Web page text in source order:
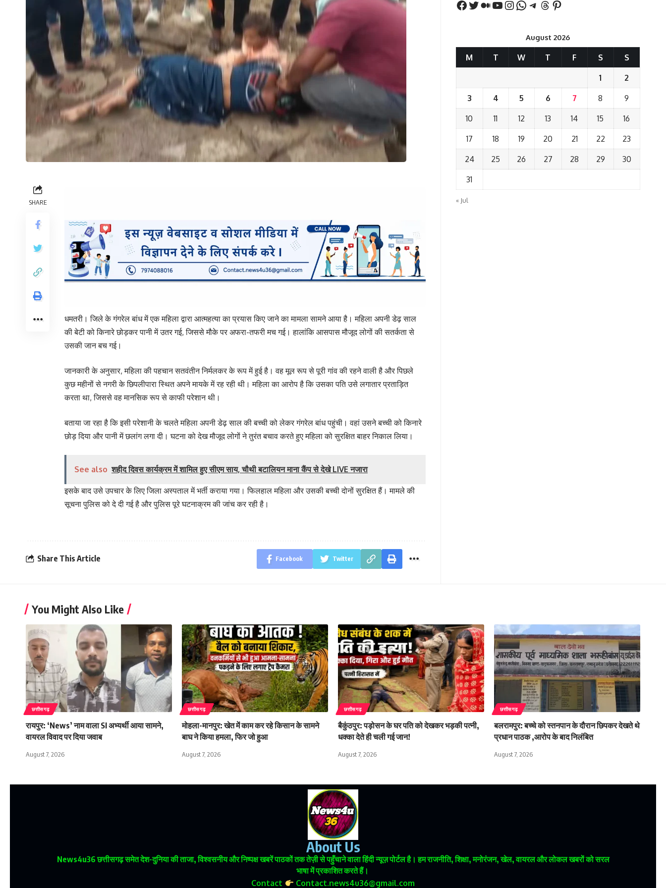
SHARE
धमतरी। जिले के गंगरेल बांध में एक महिला द्वारा आत्महत्या का प्रयास किए जाने का मामला सामने आया है। महिला अपनी डेढ़ साल
की बेटी को किनारे छोड़कर पानी में उतर गई, जिससे मौके पर अफरा-तफरी मच गई। हालांकि आसपास मौजूद लोगों की सतर्कता से
उसकी जान बच गई।
जानकारी के अनुसार, महिला की पहचान सतवंतीन निर्मलकर के रूप में हुई है। वह मूल रूप से पूरी गांव की रहने वाली है और पिछले
कुछ महीनों से नगरी के छिपलीपारा स्थित अपने मायके में रह रही थी। महिला का आरोप है कि उसका पति उसे लगातार प्रताड़ित
करता था, जिससे वह मानसिक रूप से काफी परेशान थी।
बताया जा रहा है कि इसी परेशानी के चलते महिला अपनी डेढ़ साल की बच्ची को लेकर गंगरेल बांध पहुंची। वहां उसने बच्ची को किनारे
छोड़ दिया और पानी में छलांग लगा दी। घटना को देख मौजूद लोगों ने तुरंत बचाव करते हुए महिला को सुरक्षित बाहर निकाल लिया।
See also शहीद दिवस कार्यक्रम में शामिल हुए सीएम साय, चौथी बटालियन माना कैंप से देखे LIVE नजारा
इसके बाद उसे उपचार के लिए जिला अस्पताल में भर्ती कराया गया। फिलहाल महिला और उसकी बच्ची दोनों सुरक्षित हैं। मामले की
सूचना पुलिस को दे दी गई है और पुलिस पूरे घटनाक्रम की जांच कर रही है।
Share This Article Facebook Twitter
August 2026
M T W T F S S
1 2
3 4 5 6 7 8 9
10 11 12 13 14 15 16
17 18 19 20 21 22 23
24 25 26 27 28 29 30
31
« Jul
You Might Also Like
छत्तीसगढ़
रायपुर: ‘News’ नाम वाला SI अभ्यर्थी आया सामने,
वायरल विवाद पर दिया जवाब
August 7, 2026
छत्तीसगढ़
मोहला-मानपुर: खेत में काम कर रहे किसान के सामने
बाघ ने किया हमला, फिर जो हुआ
August 7, 2026
छत्तीसगढ़
बैकुंठपुर: पड़ोसन के घर पति को देखकर भड़की पत्नी,
धक्का देते ही चली गई जान!
August 7, 2026
छत्तीसगढ़
बलरामपुर: बच्चे को स्तनपान के दौरान छिपकर देखते थे
प्रधान पाठक ,आरोप के बाद निलंबित
August 7, 2026
About Us
News4u36छत्तीसगढ़ समेत देश-दुनिया की ताजा, विश्वसनीय और निष्पक्ष खबरें पाठकों तक तेज़ी से पहुँचाने वाला हिंदी न्यूज़ पोर्टल है। हम राजनीति, शिक्षा, मनोरंजन, खेल, वायरल और लोकल खबरों को सरल
भाषा में प्रकाशित करते हैं।
Contact
Contact.news4u36@gmail.com